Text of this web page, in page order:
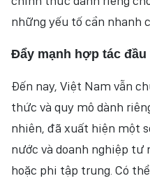
những yếu tố cần nhanh
Đẩy mạnh hợp tác
Đến nay, Việt Nam vẫn
thức và quy mô dành
nhiên, đã xuất hiện một
nước và doanh nghiệp
hoặc phi tập trung. Có